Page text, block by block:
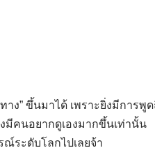
ง” ขึ้นมาได้ เพราะยิ่งมีการพูด
มีคนอยากดูเองมากขึ้นเท่านั้น
ระดับโลกไปเลยจ้า